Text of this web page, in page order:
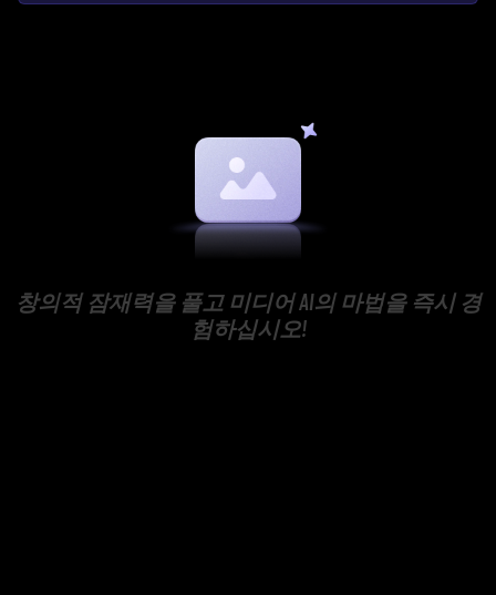
창의적 잠재력을 풀고 미디어 AI의 마법을 즉시 경
험하십시오!